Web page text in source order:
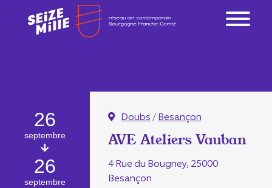
26
septembre
26
septembre
Doubs/Besançon
AVE Ateliers Vauban
4 Rue du Bougney, 25000
Besançon